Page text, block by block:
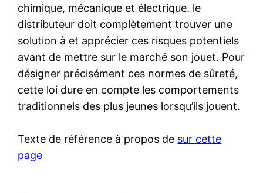
chimique, mécanique et électrique. le
distributeur doit complètement trouver une
solution à et apprécier ces risques potentiels
avant de mettre sur le marché son jouet. Pour
désigner précisément ces normes de sûreté,
cette loi dure en compte les comportements
traditionnels des plus jeunes lorsqu’ils jouent.
Texte de référence à propos de sur cette
page